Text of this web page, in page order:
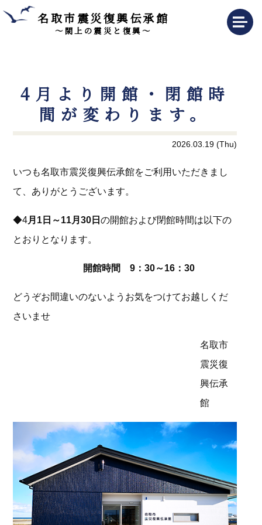
名取市震災復興伝承館
～閖上の震災と復興～
4月より開館・閉館時
間が変わります。
2026.03.19 (Thu)
いつも名取市震災復興伝承館をご利用いただきまし
て、ありがとうございます。
◆4月1日～11月30日の開館および閉館時間は以下の
とおりとなります。
開館時間 9：30～16：30
どうぞお間違いのないようお気をつけてお越しくだ
さいませ
名取市
震災復
興伝承
館